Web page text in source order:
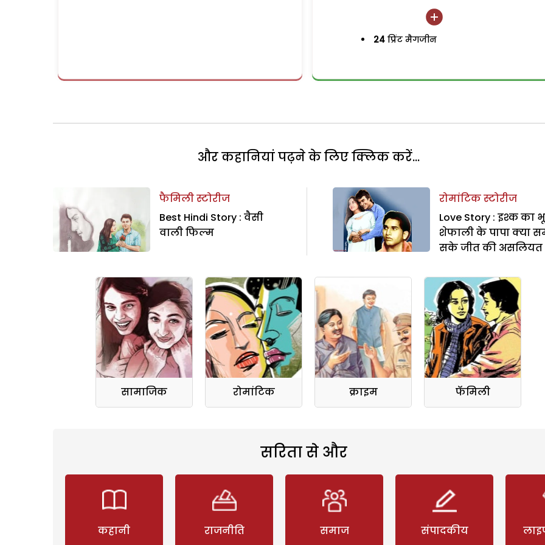
24 प्रिंट मैगजीन
और कहानियां पढ़ने के लिए क्लिक करें...
फैमिली स्टोरीज
Best Hindi Story : वैसी
वाली फिल्म
रोमांटिक स्टोरीज
Love Story : इश्क का
शेफाली के पापा क्या
सके जीत की असलियत
सामाजिक रोमांटिक क्राइम फॅमिली
सरिता से और
कहानी राजनीति समाज संपादकीय